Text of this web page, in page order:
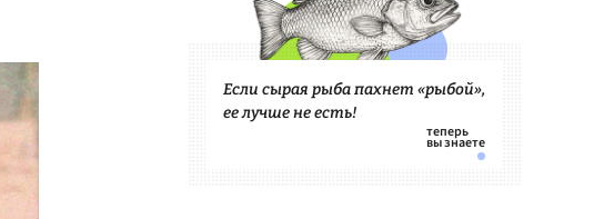
Если сырая рыба пахнет «рыбой»,
ее лучше не есть!